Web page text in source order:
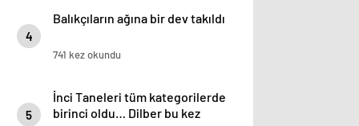
4
Balıkçıların ağına bir dev takıldı
741 kez okundu
5
İnci Taneleri tüm kategorilerde
birinci oldu… Dilber bu kez